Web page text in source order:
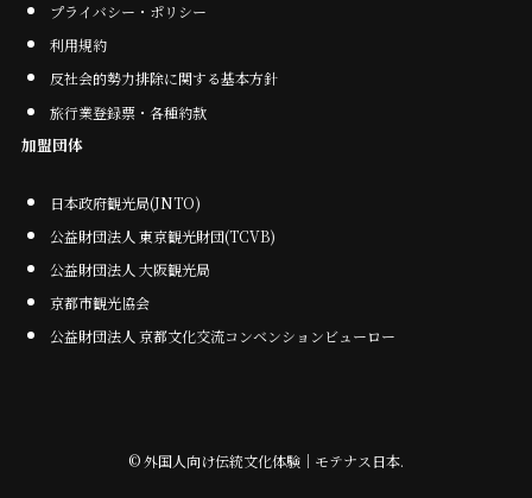
プライバシー・ポリシー
利用規約
反社会的勢力排除に関する基本方針
旅行業登録票・各種約款
加盟団体
日本政府観光局(JNTO)
公益財団法人 東京観光財団(TCVB)
公益財団法人 大阪観光局
京都市観光協会
公益財団法人 京都文化交流コンベンションビューロー
©外国人向け伝統文化体験｜モテナス日本.